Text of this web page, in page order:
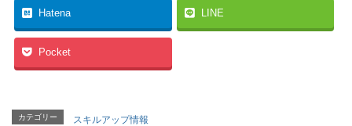
Hatena LINE
Pocket
カテゴリー スキルアップ情報